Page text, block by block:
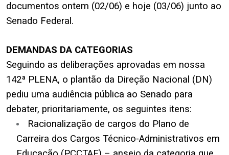
documentos ontem (02/06) e hoje (03/06) junto ao
Senado Federal.
DEMANDAS DA CATEGORIAS
Seguindo as deliberações aprovadas em nossa
142ª PLENA, o plantão da Direção Nacional (DN)
pediu uma audiência pública ao Senado para
debater, prioritariamente, os seguintes itens:
Racionalização de cargos do Plano de
Carreira dos Cargos Técnico-Administrativos em